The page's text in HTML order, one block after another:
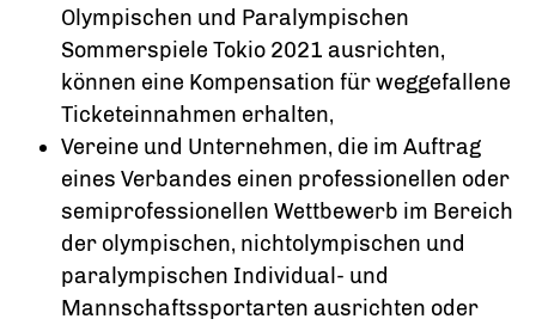
Olympischen und Paralympischen
Sommerspiele Tokio 2021 ausrichten,
können eine Kompensation für weggefallene
Ticketeinnahmen erhalten,
Vereine und Unternehmen, die im Auftrag
eines Verbandes einen professionellen oder
semiprofessionellen Wettbewerb im Bereich
der olympischen, nichtolympischen und
paralympischen Individual- und
Mannschaftssportarten ausrichten oder